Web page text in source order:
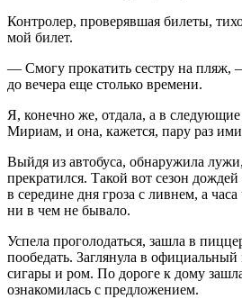
Контролер, проверявшая билеты,
мой билет.
— Смогу прокатить сестру на
до вечера еще столько времени.
Я, конечно же, отдала, а в
Мириам, и она, кажется, пару раз ими
Выйдя из автобуса, обнаружила
прекратился. Такой вот сезон
в середине дня гроза с ливнем, а
ни в чем не бывало.
Успела проголодаться, зашла в
пообедать. Заглянула в официальный
сигары и ром. По дороге к дому
ознакомилась с предложением.